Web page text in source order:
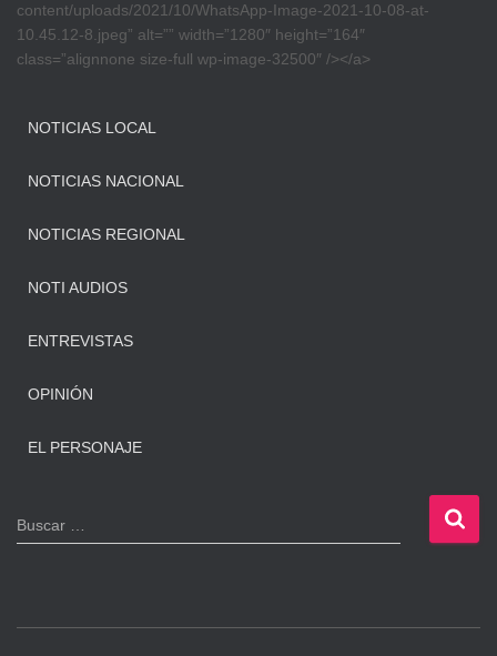
content/uploads/2021/10/WhatsApp-Image-2021-10-08-at-
10.45.12-8.jpeg” alt=”” width=”1280″ height=”164″
class=”alignnone size-full wp-image-32500″ /></a>
NOTICIAS LOCAL
NOTICIAS NACIONAL
NOTICIAS REGIONAL
NOTI AUDIOS
ENTREVISTAS
OPINIÓN
EL PERSONAJE
B
u
Buscar …